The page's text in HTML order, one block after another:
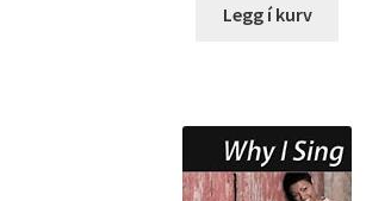
Legg í kurv